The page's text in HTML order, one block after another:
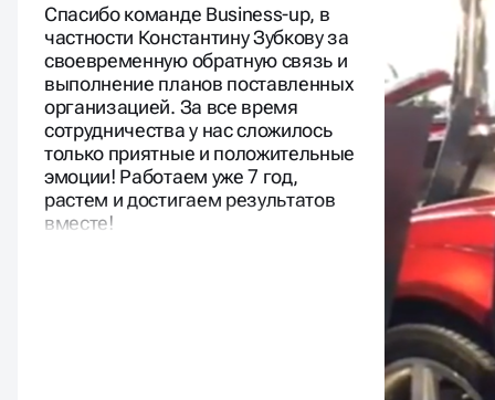
Спасибо команде Business-up, в
частности Константину Зубкову за
своевременную обратную связь и
выполнение планов поставленных
организацией. За все время
сотрудничества у нас сложилось
только приятные и положительные
эмоции! Работаем уже 7 год,
растем и достигаем результатов
вместе!